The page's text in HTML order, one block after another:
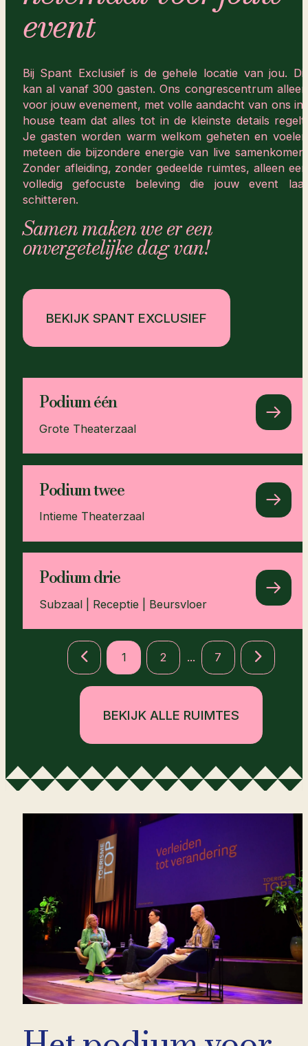
event
Bij Spant Exclusief is de gehele locatie van jou. Dit
kan al vanaf 300 gasten. Ons congrescentrum alleen
voor jouw evenement, met volle aandacht van ons in-
house team dat alles tot in de kleinste details regelt.
Je gasten worden warm welkom geheten en voelen
meteen die bijzondere energie van live samenkomen.
Zonder afleiding, zonder gedeelde ruimtes, alleen een
volledig gefocuste beleving die jouw event laat
schitteren.
Samen maken we er een
onvergetelijke dag van!
BEKIJK SPANT EXCLUSIEF
Podium één
Grote Theaterzaal
Podium twee
Intieme Theaterzaal
Podium drie
Subzaal | Receptie | Beursvloer
1 2 ... 7
BEKIJK ALLE RUIMTES